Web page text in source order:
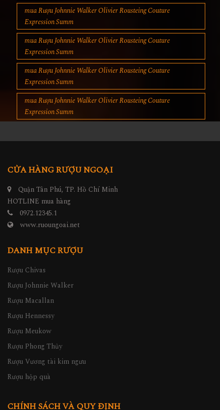
mua Rượu Johnnie Walker Olivier Rousteing Couture
Expression Summ
mua Rượu Johnnie Walker Olivier Rousteing Couture
Expression Summ
mua Rượu Johnnie Walker Olivier Rousteing Couture
Expression Summ
mua Rượu Johnnie Walker Olivier Rousteing Couture
Expression Summ
CỬA HÀNG RƯỢU NGOẠI
Quận Tân Phú, TP. Hồ Chí Minh
HOTLINE mua hàng
0972.12345.1
www.ruoungoai.net
DANH MỤC RƯỢU
Rượu Chivas
Rượu Johnnie Walker
Rượu Macallan
Rượu Hennessy
Rượu Meukow
Rượu Phong Thủy
Rượu Vương tài kim ngưu
Rượu hộp quà
CHÍNH SÁCH VÀ QUY ĐỊNH